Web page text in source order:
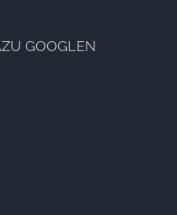
GOOGLEN